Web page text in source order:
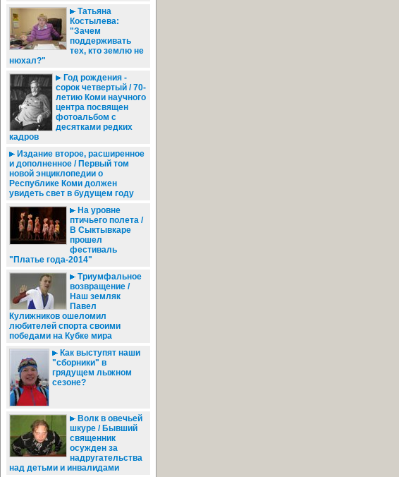
Татьяна
Костылева:
"Зачем
поддерживать
тех, кто землю не
нюхал?"
Год рождения -
сорок четвертый / 70-
летию Коми научного
центра посвящен
фотоальбом с
десятками редких
кадров
Издание второе, расширенное
и дополненное / Первый том
новой энциклопедии о
Республике Коми должен
увидеть свет в будущем году
На уровне
птичьего полета /
В Сыктывкаре
прошел
фестиваль
"Платье года-2014"
Триумфальное
возвращение /
Наш земляк
Павел
Кулижников ошеломил
любителей спорта своими
победами на Кубке мира
Как выступят наши
"сборники" в
грядущем лыжном
сезоне?
Волк в овечьей
шкуре / Бывший
священник
осужден за
надругательства
над детьми и инвалидами